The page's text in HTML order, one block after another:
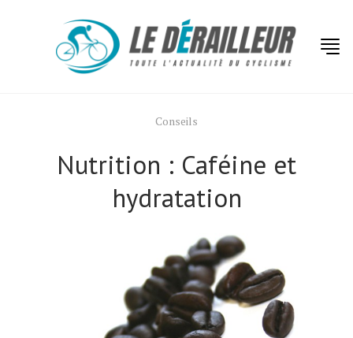
Conseils
Nutrition : Caféine et
hydratation